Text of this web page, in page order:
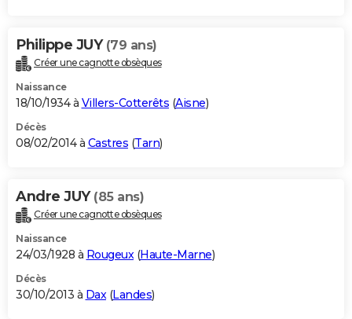
Philippe JUY (79 ans)
Créer une cagnotte obsèques
Naissance
18/10/1934 à Villers-Cotterêts (Aisne)
Décès
08/02/2014 à Castres (Tarn)
Andre JUY (85 ans)
Créer une cagnotte obsèques
Naissance
24/03/1928 à Rougeux(Haute-Marne)
Décès
30/10/2013 à Dax(Landes)